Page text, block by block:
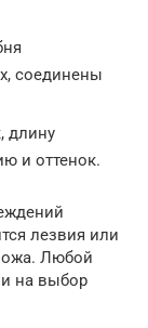
соединены
длину
и оттенок.
лезвия или
Любой
на выбор